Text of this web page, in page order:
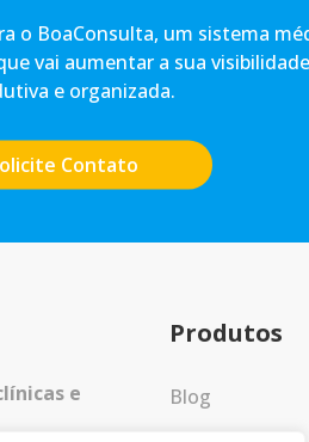
o BoaConsulta, um sistema
vai aumentar a sua
e organizada.
Contato
e
Produtos
Blog